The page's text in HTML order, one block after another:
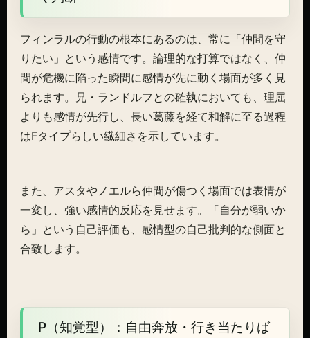
フィンラルの行動の根本にあるのは、常に「仲間を守
りたい」という感情です。論理的な打算ではなく、仲
間が危機に陥った瞬間に感情が先に動く場面が多く見
られます。兄・ランドルフとの確執においても、理屈
よりも感情が先行し、長い葛藤を経て和解に至る過程
はFタイプらしい繊細さを示しています。
また、アスタやノエルら仲間が傷つく場面では表情が
一変し、強い感情的反応を見せます。「自分が弱いか
ら」という自己評価も、感情型の自己批判的な側面と
合致します。
P（知覚型）：自由奔放・行き当たりば